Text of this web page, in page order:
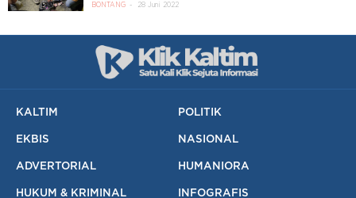
BONTANG 28 Juni 2022
KALTIM POLITIK
EKBIS NASIONAL
ADVERTORIAL HUMANIORA
HUKUM & KRIMINAL INFOGRAFIS